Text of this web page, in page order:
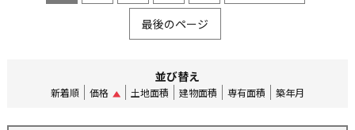
最後のページ
並び替え
新着順 価格 土地面積 建物面積 専有面積 築年月